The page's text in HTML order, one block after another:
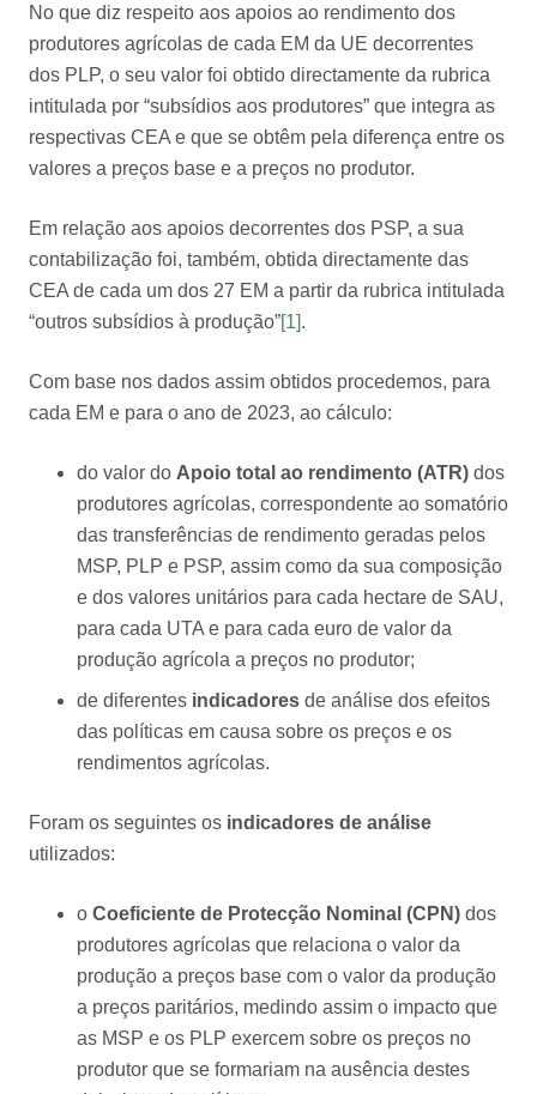
No que diz respeito aos apoios ao rendimento dos
produtores agrícolas de cada EM da UE decorrentes
dos PLP, o seu valor foi obtido directamente da rubrica
intitulada por “subsídios aos produtores” que integra as
respectivas CEA e que se obtêm pela diferença entre os
valores a preços base e a preços no produtor.
Em relação aos apoios decorrentes dos PSP, a sua
contabilização foi, também, obtida directamente das
CEA de cada um dos 27 EM a partir da rubrica intitulada
“outros subsídios à produção”[1].
Com base nos dados assim obtidos procedemos, para
cada EM e para o ano de 2023, ao cálculo:
do valor do Apoio total ao rendimento (ATR) dos
produtores agrícolas, correspondente ao somatório
das transferências de rendimento geradas pelos
MSP, PLP e PSP, assim como da sua composição
e dos valores unitários para cada hectare de SAU,
para cada UTA e para cada euro de valor da
produção agrícola a preços no produtor;
de diferentes indicadores de análise dos efeitos
das políticas em causa sobre os preços e os
rendimentos agrícolas.
Foram os seguintes os indicadores de análise
utilizados:
o Coeficiente de Protecção Nominal (CPN) dos
produtores agrícolas que relaciona o valor da
produção a preços base com o valor da produção
a preços paritários, medindo assim o impacto que
as MSP e os PLP exercem sobre os preços no
produtor que se formariam na ausência destes